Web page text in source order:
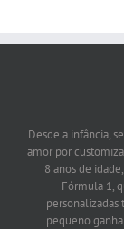
Desde a infância,
amor por
8 anos de
Fórmula 1,
personalizadas
pequeno